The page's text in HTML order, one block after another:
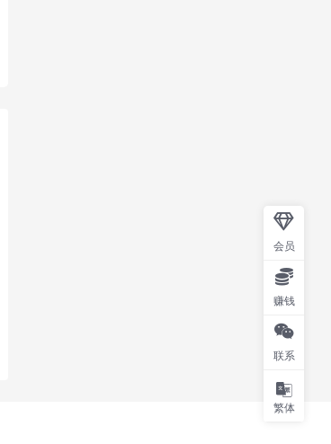
会员
赚钱
联系
繁体